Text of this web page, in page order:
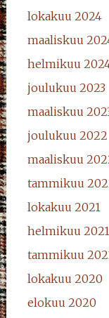
lokakuu 2024
maaliskuu
helmikuu
joulukuu 2023
maaliskuu
joulukuu 2022
maaliskuu
tammikuu
lokakuu 2021
helmikuu 2021
tammikuu
lokakuu 2020
elokuu 2020